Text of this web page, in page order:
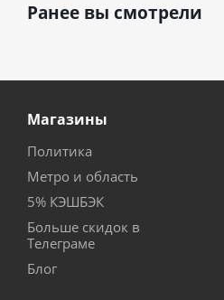
Ранее вы смотрели
Магазины
Политика
Метро и область
5% КЭШБЭК
Больше скидок в
Телеграме
Блог